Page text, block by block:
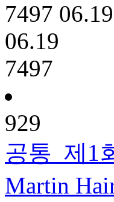
7497 06.19
06.19
7497
929
공통 제1
Martin